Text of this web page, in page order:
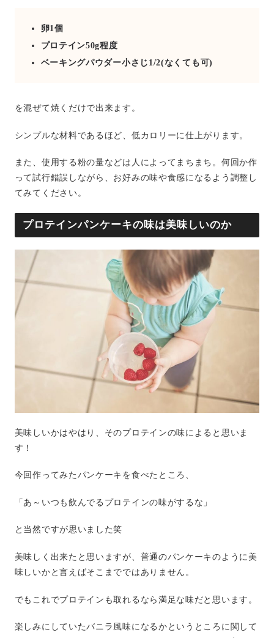
卵1個
プロテイン50g程度
ベーキングパウダー小さじ1/2(なくても可)
を混ぜて焼くだけで出来ます。
シンプルな材料であるほど、低カロリーに仕上がります。
また、使用する粉の量などは人によってまちまち。何回か作
って試行錯誤しながら、お好みの味や食感になるよう調整し
てみてください。
プロテインパンケーキの味は美味しいのか
美味しいかはやはり、そのプロテインの味によると思いま
す！
今回作ってみたパンケーキを食べたところ、
「あ～いつも飲んでるプロテインの味がするな」
と当然ですが思いました笑
美味しく出来たと思いますが、普通のパンケーキのように美
味しいかと言えばそこまでではありません。
でもこれでプロテインも取れるなら満足な味だと思います。
楽しみにしていたバニラ風味になるかというところに関して